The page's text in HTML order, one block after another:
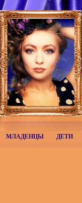
МЛАДЕНЦЫ ДЕТИ